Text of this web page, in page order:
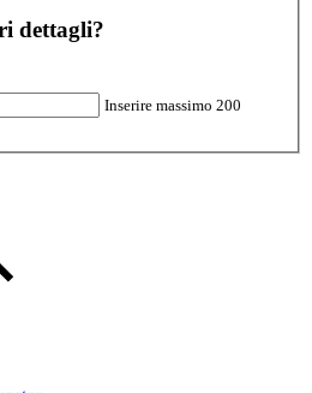
dettagli?
Inserire massimo 200